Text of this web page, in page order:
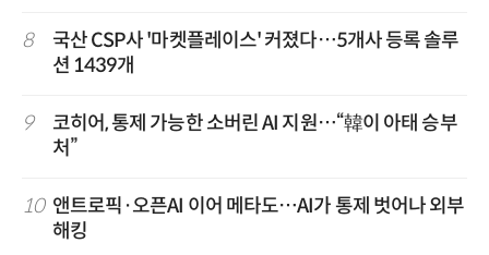
8
국산 CSP사 '마켓플레이스' 커졌다…5개사 등록 솔루
션 1439개
9
코히어, 통제 가능한 소버린 AI 지원…“韓이 아태 승부
처”
10 앤트로픽·오픈AI 이어 메타도…AI가 통제 벗어나 외부
해킹